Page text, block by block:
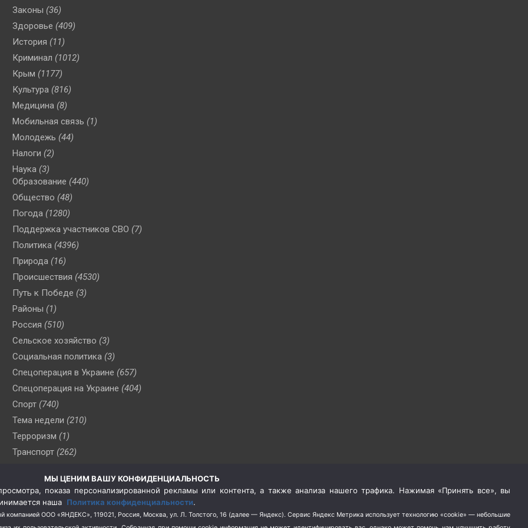
Законы (36)
Здоровье (409)
История (11)
Криминал (1012)
Крым (1177)
Культура (816)
Медицина (8)
Мобильная связь (1)
Молодежь (44)
Налоги (2)
Наука (3)
Образование (440)
Общество (48)
Погода (1280)
Поддержка участников СВО (7)
Политика (4396)
Природа (16)
Происшествия (4530)
Путь к Победе (3)
Районы (1)
Россия (510)
Сельское хозяйство (3)
Социальная политика (3)
Спецоперация в Украине (657)
Спецоперация на Украине (404)
Спорт (740)
Тема недели (210)
Терроризм (1)
Транспорт (262)
(76)
Цены (2)
Школа и спорт (2)
МЫ ЦЕНИМ ВАШУ КОНФИДЕНЦИАЛЬНОСТЬ
показа персонализированной рекламы или контента, а также анализа нашего трафика. Нажимая «Принять все», вы
наша Политика конфиденциальности.
компанией ООО «ЯНДЕКС», 119021, Россия, Москва, ул. Л. Толстого, 16 (далее — Яндекс). Сервис Яндекс Метрика использует технологию «cookie» — небольшие